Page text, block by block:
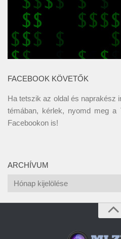
FACEBOOK KÖVETŐK
Ha tetszik az oldal és naprakész
témában, kérlek, nyomd meg
Facebookon is!
ARCHÍVUM
Archívum